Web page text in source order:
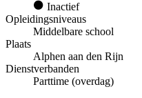
Inactief
Opleidingsniveaus
Middelbare school
Plaats
Alphen aan den Rijn
Dienstverbanden
Parttime (overdag)